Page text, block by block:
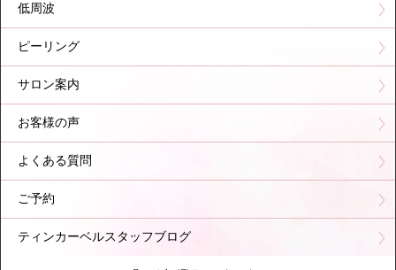
低周波
ピーリング
サロン案内
お客様の声
よくある質問
ご予約
ティンカーベルスタッフブログ